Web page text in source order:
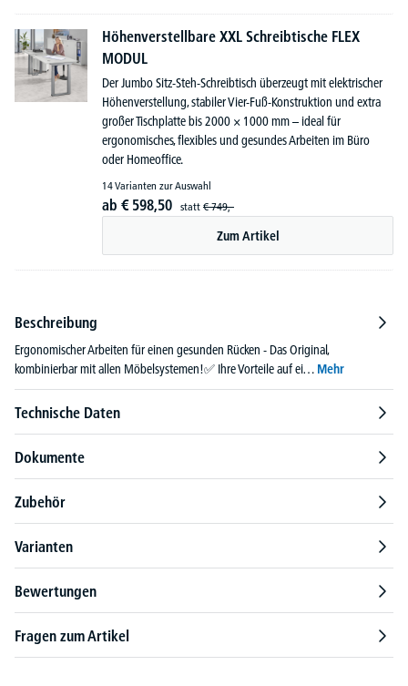
Höhenverstellbare XXL Schreibtische FLEX
MODUL
Der Jumbo Sitz-Steh-Schreibtisch überzeugt mit elektrischer
Höhenverstellung, stabiler Vier-Fuß-Konstruktion und extra
großer Tischplatte bis 2000 × 1000 mm – ideal für
ergonomisches, flexibles und gesundes Arbeiten im Büro
oder Homeoffice.
14 Varianten zur Auswahl
ab € 598,50 statt € 749,-
Zum Artikel
Beschreibung
Ergonomischer Arbeiten für einen gesunden Rücken - Das Original,
kombinierbar mit allen Möbelsystemen!✅ Ihre Vorteile auf ei… Mehr
Technische Daten
Dokumente
Zubehör
Varianten
Bewertungen
Fragen zum Artikel